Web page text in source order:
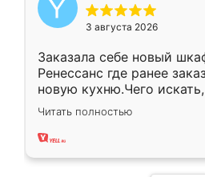
3 августа 2026
Заказала себе новый
Ренессанс где ранее
новую кухню.Чего
вполне довольна. Служит
два года, нареканий нет.
Читать полностью